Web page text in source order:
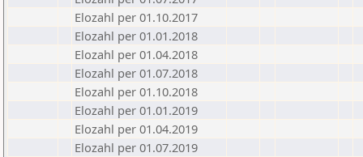
Elozahl per 01.10.2017
Elozahl per 01.01.2018
Elozahl per 01.04.2018
Elozahl per 01.07.2018
Elozahl per 01.10.2018
Elozahl per 01.01.2019
Elozahl per 01.04.2019
Elozahl per 01.07.2019